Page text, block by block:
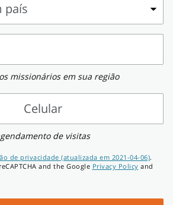
país
missionários em sua região
Celular
de visitas
de privacidade (atualizada em 2021-04-06).
and the Google Privacy Policy and